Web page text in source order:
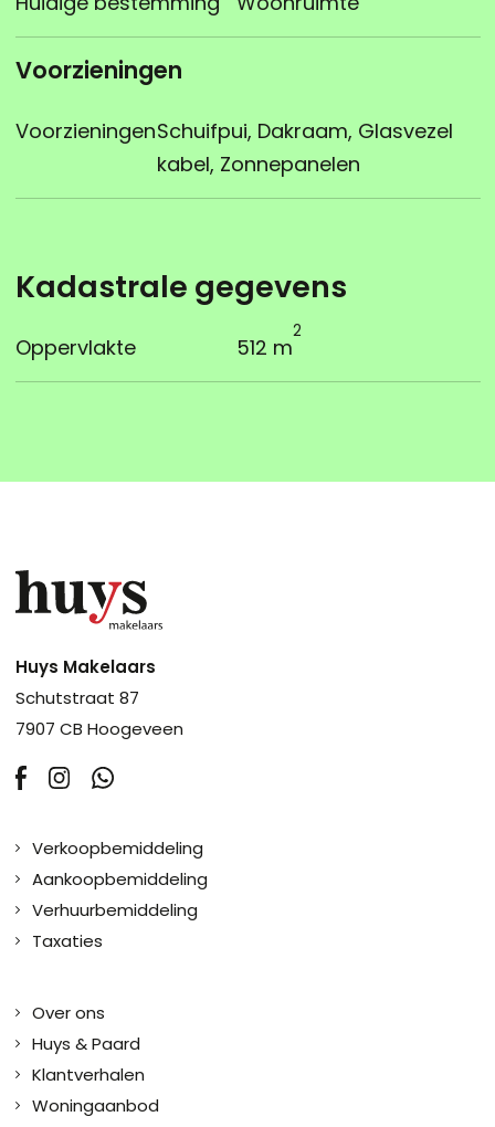
Voorzieningen
VoorzieningenSchuifpui, Dakraam, Glasvezel
kabel, Zonnepanelen
Kadastrale gegevens
Oppervlakte 512 m
2
Huys Makelaars
Schutstraat 87
7907 CB Hoogeveen
Verkoopbemiddeling
Aankoopbemiddeling
Verhuurbemiddeling
Taxaties
Over ons
Huys & Paard
Klantverhalen
Woningaanbod